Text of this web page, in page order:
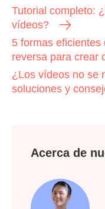
Tutorial completo:
vídeos?
5 formas eficientes
reversa para crear
¿Los vídeos no se
soluciones y
Acerca de